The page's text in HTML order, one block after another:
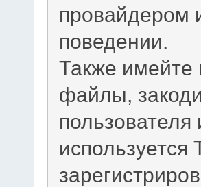
провайдером
поведении.
Также
файлы,